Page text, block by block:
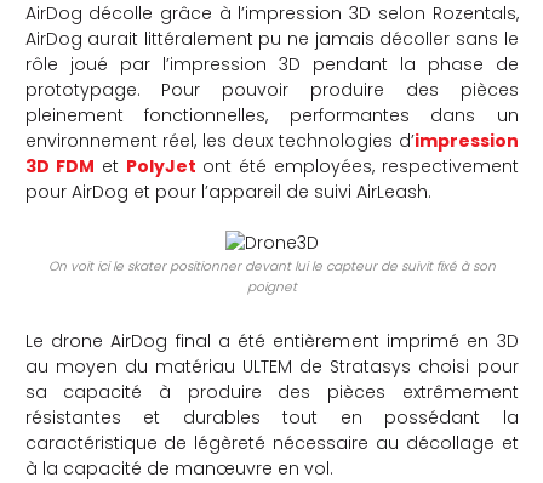
AirDog décolle grâce à l’impression 3D selon Rozentals,
AirDog aurait littéralement pu ne jamais décoller sans le
rôle joué par l’impression 3D pendant la phase de
prototypage. Pour pouvoir produire des pièces
pleinement fonctionnelles, performantes dans un
environnement réel, les deux technologies d’impression
3D FDM et PolyJet ont été employées, respectivement
pour AirDog et pour l’appareil de suivi AirLeash.
On voit ici le skater positionner devant lui le capteur de suivit fixé à son
poignet
Le drone AirDog final a été entièrement imprimé en 3D
au moyen du matériau ULTEM de Stratasys choisi pour
sa capacité à produire des pièces extrêmement
résistantes et durables tout en possédant la
caractéristique de légèreté nécessaire au décollage et
à la capacité de manœuvre en vol.